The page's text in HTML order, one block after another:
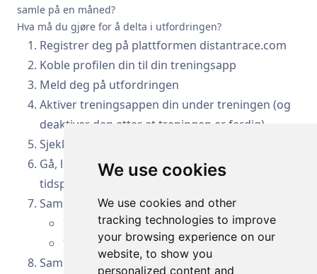
We use cookies
We use cookies and other
tracking technologies to improve
your browsing experience on our
website, to show you
personalized content and
samle på en måned?
Hva må du gjøre for å delta i utfordringen?
Registrer deg på plattformen distantrace.com
Koble profilen din til din treningsapp
Meld deg på utfordringen
Aktiver treningsappen din under treningen (og
deaktiver den etter at treningen er ferdig).
Sjekk at GPS-data er aktivert
Gå, løp eller sykle – ditt valg – på det stedet og
tidspunktet som passer deg
Samle aktive poeng:
1 km på sykkel - 1 poeng
1 km løpende, gående - 5 poeng
Samle dine aktive poeng gjennom mars og følg